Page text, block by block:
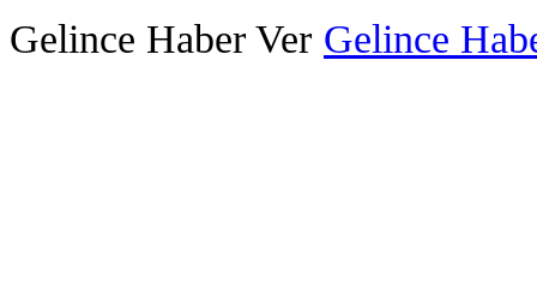
Gelince Haber Ver Gelince